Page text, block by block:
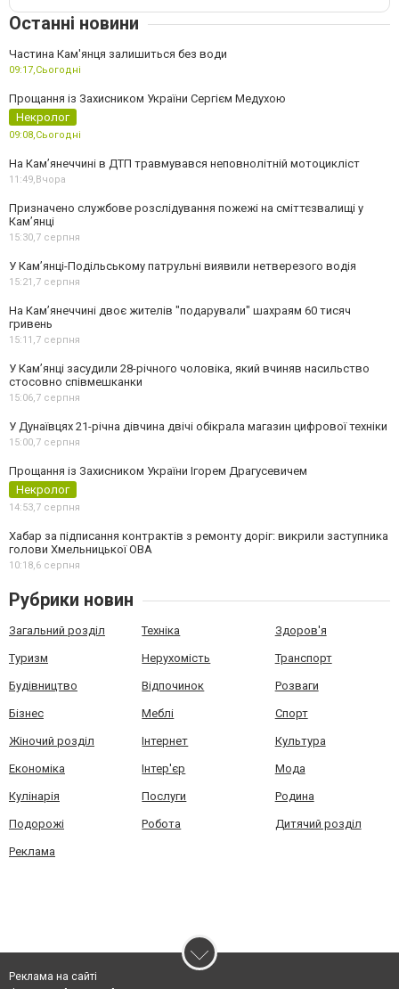
Останні новини
Частина Кам'янця залишиться без води
09:17, Сьогодні
Прощання із Захисником України Сергієм Медухою
Некролог
09:08, Сьогодні
На Кам’янеччині в ДТП травмувався неповнолітній мотоцикліст
11:49, Вчора
Призначено службове розслідування пожежі на сміттєзвалищі у
Кам’янці
15:30, 7 серпня
У Кам’янці-Подільському патрульні виявили нетверезого водія
15:21, 7 серпня
На Камʼянеччині двоє жителів "подарували" шахраям 60 тисяч
гривень
15:11, 7 серпня
У Камʼянці засудили 28-річного чоловіка, який вчиняв насильство
стосовно співмешканки
15:06, 7 серпня
У Дунаївцях 21-річна дівчина двічі обікрала магазин цифрової техніки
15:00, 7 серпня
Прощання із Захисником України Ігорем Драгусевичем
Некролог
14:53, 7 серпня
Хабар за підписання контрактів з ремонту доріг: викрили заступника
голови Хмельницької ОВА
10:18, 6 серпня
Рубрики новин
Загальний розділ Техніка Здоров'я
Туризм Нерухомість Транспорт
Будівництво Відпочинок Розваги
Бізнес Меблі Спорт
Жіночий розділ Інтернет Культура
Економіка Інтер'єр Мода
Кулінарія Послуги Родина
Подорожі Робота Дитячий розділ
Реклама
Реклама на сайті